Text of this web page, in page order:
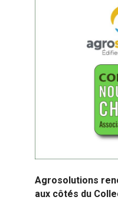
Agrosolutions
aux côtés du